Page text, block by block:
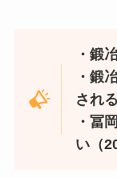
・鍛
・鍛
され
・冨
い（